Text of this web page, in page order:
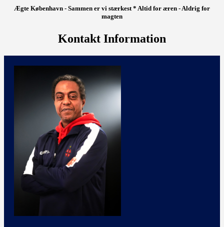
Ægte København - Sammen er vi stærkest * Altid for æren - Aldrig for
magten
Kontakt Information